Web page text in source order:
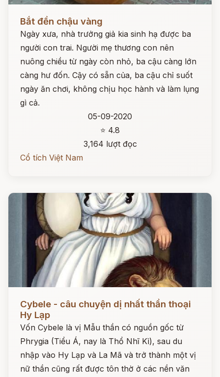
Đọc ngay
Bắt đền chậu vàng
Ngày xưa, nhà trưởng giả kia sinh hạ được ba
người con trai. Người mẹ thương con nên
nuông chiều từ ngày còn nhỏ, ba cậu càng lớn
càng hư đốn. Cậy có sẵn của, ba cậu chỉ suốt
ngày ăn chơi, không chịu học hành và làm lụng
gì cả.
05-09-2020
⭐ 4.8
3,164 lượt đọc
Cổ tích Việt Nam
Cybele - câu chuyện dị nhất thần thoại
Hy Lạp
Vốn Cybele là vị Mẫu thần có nguồn gốc từ
Phrygia (Tiểu Á, nay là Thổ Nhĩ Kì), sau du
nhập vào Hy Lạp và La Mã và trở thành một vị
nữ thần cũng rất được tôn thờ ở các nền văn